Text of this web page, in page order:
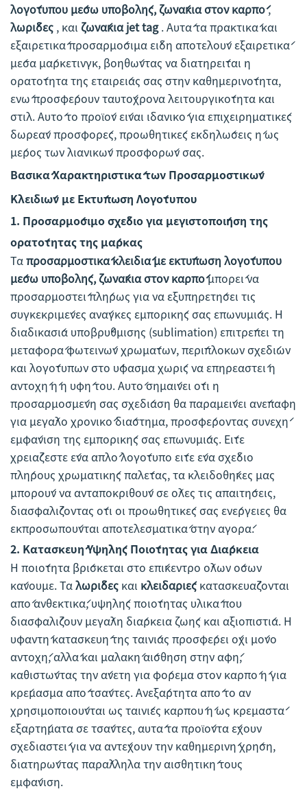
λογότυπου μέσω υποβολής, ζωνάκια στον καρπό,
λωρίδες , και ζωνάκια jet tag. Αυτά τα πρακτικά και
εξαιρετικά προσαρμόσιμα είδη αποτελούν εξαιρετικά
μέσα μάρκετινγκ, βοηθώντας να διατηρείται η
ορατότητα της εταιρείας σας στην καθημερινότητα,
ενώ προσφέρουν ταυτόχρονα λειτουργικότητα και
στιλ. Αυτό το προϊόν είναι ιδανικό για επιχειρηματικές
δωρεάν προσφορές, προωθητικές εκδηλώσεις ή ως
μέρος των λιανικών προσφορών σας.
Βασικά Χαρακτηριστικά των Προσαρμοστικών
Κλειδιών με Εκτύπωση Λογότυπου
1. Προσαρμόσιμο σχέδιο για μεγιστοποίηση της
ορατότητας της μάρκας
Ταπροσαρμοστικά κλειδιά με εκτύπωση λογότυπου
μέσω υποβολής, ζωνάκια στον καρπόμπορεί να
προσαρμοστεί πλήρως για να εξυπηρετήσει τις
συγκεκριμένες ανάγκες εμπορικής σας επωνυμίας. Η
διαδικασία υποβρύθμισης (sublimation) επιτρέπει τη
μεταφορά φωτεινών χρωμάτων, περίπλοκων σχεδίων
και λογότυπων στο ύφασμα χωρίς να επηρεαστεί η
αντοχή ή η υφή του. Αυτό σημαίνει ότι η
προσαρμοσμένη σας σχεδίαση θα παραμείνει ανέπαφη
για μεγάλο χρονικό διάστημα, προσφέροντας συνεχή
εμφάνιση της εμπορικής σας επωνυμίας. Είτε
χρειάζεστε ένα απλό λογότυπο είτε ένα σχέδιο
πλήρους χρωματικής παλέτας, τα κλειδοθήκες μας
μπορούν να ανταποκριθούν σε όλες τις απαιτήσεις,
διασφαλίζοντας ότι οι προωθητικές σας ενέργειες θα
εκπροσωπούνται αποτελεσματικά στην αγορά.
2. Κατασκευή Υψηλής Ποιότητας για Διάρκεια
Η ποιότητα βρίσκεται στο επίκεντρο όλων όσων
κάνουμε. Ταλωρίδες και κλειδαριέςκατασκευάζονται
από ανθεκτικά, υψηλής ποιότητας υλικά που
διασφαλίζουν μεγάλη διάρκεια ζωής και αξιοπιστία. Η
υφαντή κατασκευή της ταινίας προσφέρει όχι μόνο
αντοχή, αλλά και μαλακή αίσθηση στην αφή,
καθιστώντας την άνετη για φόρεμα στον καρπό ή για
κρέμασμα από τσάντες. Ανεξάρτητα από το αν
χρησιμοποιούνται ως ταινίες καρπού ή ως κρεμαστά
εξαρτήματα σε τσάντες, αυτά τα προϊόντα έχουν
σχεδιαστεί για να αντέχουν την καθημερινή χρήση,
διατηρώντας παράλληλα την αισθητική τους
εμφάνιση.